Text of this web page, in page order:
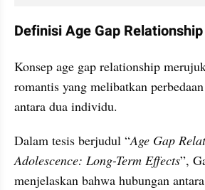
Definisi Age Gap Relationship
Konsep age gap relationship
romantis yang melibatkan
antara dua individu.
Dalam tesis berjudul “Age Gap
Adolescence: Long-Term Effects”,
menjelaskan bahwa hubungan